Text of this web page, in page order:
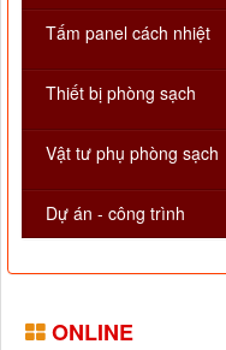
Tấm panel cách nhiệt
Thiết bị phòng sạch
Vật tư phụ phòng sạch
Dự án - công trình
ONLINE